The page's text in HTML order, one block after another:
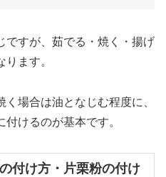
ですが、茹でる・焼く・揚げ
ます。
場合は油となじむ程度に、
けるのが基本です。
付け方・片栗粉の付け